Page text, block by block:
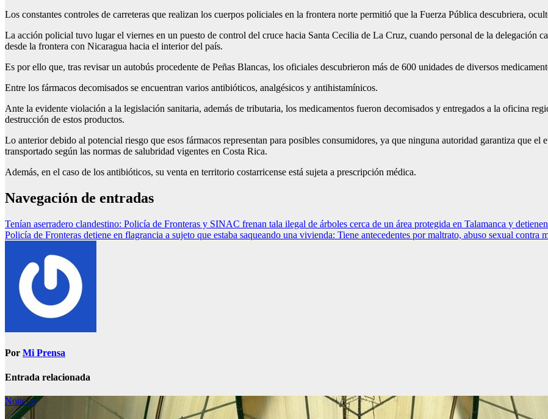
Los constantes controles de carreteras que realizan los cuerpos policiales en la frontera norte permitió que la Fuerza Pública descubriera,
La acción policial tuvo lugar el viernes en un puesto de control del cruce hacia Santa Cecilia de La Cruz, cuando personal de la delegación
desde la frontera con Nicaragua hacia el interior del país.
Es por ello que, tras revisar un autobús procedente de Peñas Blancas, los oficiales descubrieron más de 600 unidades de diversos
Entre los fármacos decomisados se encuentran varios antibióticos, analgésicos y antihistamínicos.
Ante la evidente violación a la legislación sanitaria, además de tributaria, los medicamentos fueron decomisados y entregados a la oficina
destrucción de estos productos.
Lo anterior debido al potencial riesgo que esos fármacos representan para posibles consumidores, ya que ninguna autoridad garantiza que el
transportado según las normas de salubridad vigentes en Costa Rica.
Además, en el caso de los antibióticos, su venta en territorio costarricense está sujeta a prescripción médica.
Navegación de entradas
Tenían aserradero clandestino: Policía de Fronteras y SINAC frenan tala ilegal de árboles cerca de un área protegida en Talamanca y
Policía de Fronteras detiene en flagrancia a sujeto que estaba saqueando una vivienda: Tiene antecedentes por maltrato, abuso sexual
Por Mi Prensa
Entrada relacionada
Noticias